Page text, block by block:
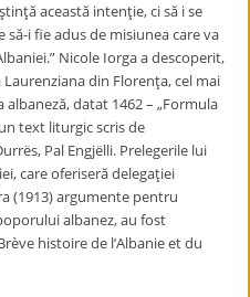
această intenţie, ci să i se
i fie adus de misiunea care va
Nicole Iorga a descoperit,
din Florenţa, cel mai
datat 1462 – „Formula
text liturgic scris de
Pal Engjëlli. Prelegerile lui
care oferiseră delegaţiei
(1913) argumente pentru
albanez, au fost
histoire de l’Albanie et du